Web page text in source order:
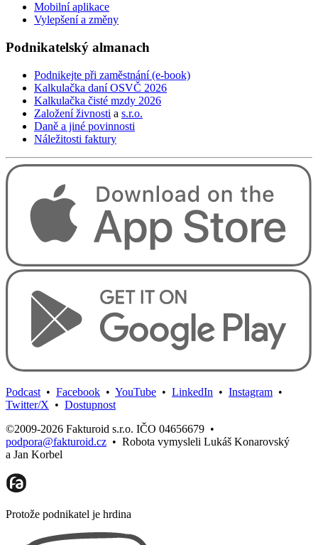
Mobilní aplikace
Vylepšení a změny
Podnikatelský almanach
Podnikejte při zaměstnání (e-book)
Kalkulačka daní OSVČ 2026
Kalkulačka čisté mzdy 2026
Založení živnosti a s.r.o.
Daně a jiné povinnosti
Náležitosti faktury
Podcast • Facebook • YouTube • LinkedIn • Instagram •
Twitter/X • Dostupnost
©2009-2026 Fakturoid s.r.o. IČO 04656679 •
podpora@fakturoid.cz • Robota vymysleli Lukáš Konarovský
a Jan Korbel
Protože podnikatel je hrdina